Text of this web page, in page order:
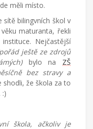
měli místo.
sítě bilingvních škol v
maturanta, řekli
Nejčastější
ještě ze zdrojů
bylo na ZŠ
bez stravy a
shodli, že škola za to
:)
škola, ačkoliv je